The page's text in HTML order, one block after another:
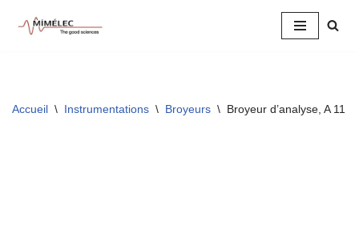
Accueil \ Instrumentations \ Broyeurs \ Broyeur d’analyse, A 11